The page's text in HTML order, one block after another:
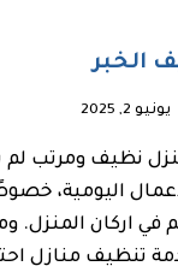
الخبر
يونيو 2, 2025
نظيف ومرتب لم
اليومية،
في اركان المنزل.
تنظيف منازل